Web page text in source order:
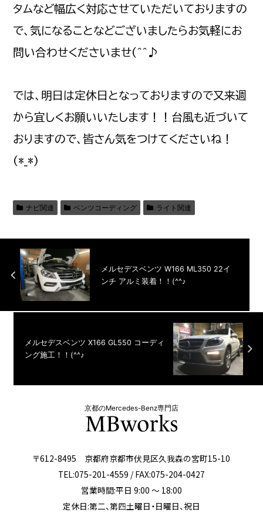
タムなど幅広く対応させていただいておりますの
で、気になることなどございましたらお気軽にお
問い合わせくださいませ(^^♪
では、明日は定休日となっておりますので又来週
から宜しくお願いいたします！！台風も近づいて
おりますので、皆さん気をつけてくださいね！
(*_*)
ナビ関連 ベンツコーディング ライト関連
メルセデスベンツ W166 ML350 22イ
ンチ アルミ装着！！(^^♪
メルセデスベンツ X166 GL550 コーディ
ング施工！！(^^♪
京都のMercedes-Benz専門店
〒612-8495 京都府京都市伏見区久我森の宮町15-10
TEL:075-201-4559 / FAX:075-204-0427
営業時間:平日 9:00 ～ 18:00
定休日:第二、第四土曜日・日曜日、祝日